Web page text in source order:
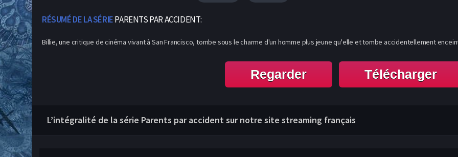
RÉSUMÉ DE LA SÉRIEPARENTS PAR ACCIDENT:
Billie, une critique de cinéma vivant à San Francisco, tombe sous le charme d'un homme plus jeune qu'elle et tombe accidentellement
Regarder Télécharger
L’intégralité de la série Parents par accident sur notre site streaming français